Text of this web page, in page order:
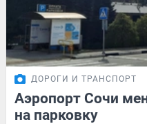
ДОРОГИ И ТРАНСПОРТ
Аэропорт Сочи
на парковку